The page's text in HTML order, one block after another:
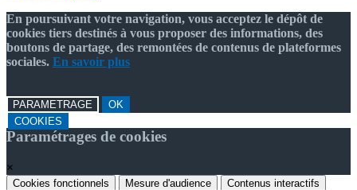
En poursuivant votre navigation, vous acceptez le dépôt de
cookies tiers destinés à vous proposer des informations, des
boutons de partage, des remontées de contenus de plateformes
sociales. En savoir plus
PARAMETRAGE
OK
COOKIES
Paramétrages de cookies
×
Cookies fonctionnels Mesure d'audience
Contenus interactifs